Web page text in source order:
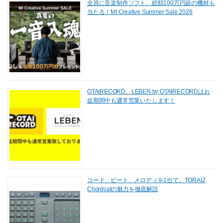
全員に音楽制作ソフト、総額100万円超の機材も
当たる！MI Creative Summer Sale 2026
OTAIRECORD、LEBEN by OTAIRECORDはお
盆期間中も通常営業いたします！
コード、ビート、メロディを1台で。TORAIZ
Chordcatの魅力を徹底解説